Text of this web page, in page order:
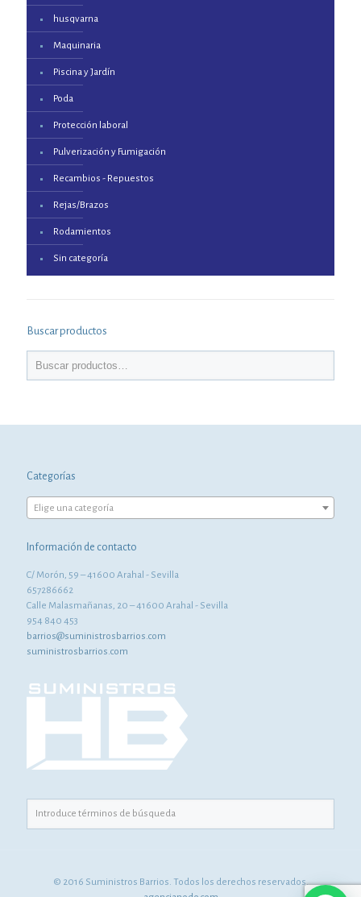
husqvarna
Maquinaria
Piscina y Jardín
Poda
Protección laboral
Pulverización y Fumigación
Recambios - Repuestos
Rejas/Brazos
Rodamientos
Sin categoría
Buscar productos
Categorías
Elige una categoría
Información de contacto
C/ Morón, 59 – 41600 Arahal - Sevilla
657286662
Calle Malasmañanas, 20 – 41600 Arahal - Sevilla
954 840 453
barrios@suministrosbarrios.com
suministrosbarrios.com
© 2016 Suministros Barrios. Todos los derechos reservados.